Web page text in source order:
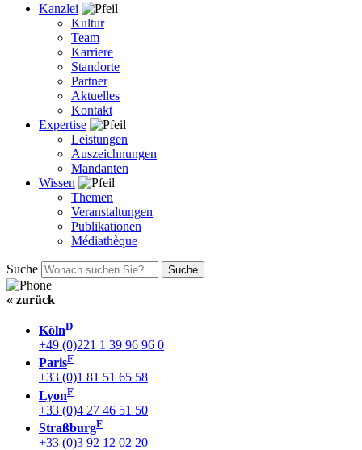
Kanzlei
Kultur
Team
Karriere
Standorte
Partner
Aktuelles
Kontakt
Expertise
Leistungen
Auszeichnungen
Mandanten
Wissen
Themen
Veranstaltungen
Publikationen
Médiathèque
Suche
« zurück
KölnD
+49 (0)221 1 39 96 96 0
ParisF
+33 (0)1 81 51 65 58
LyonF
+33 (0)4 27 46 51 50
StraßburgF
+33 (0)3 92 12 02 20